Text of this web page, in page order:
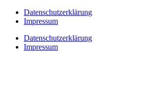
Datenschutzerklärung
Impressum
Datenschutzerklärung
Impressum